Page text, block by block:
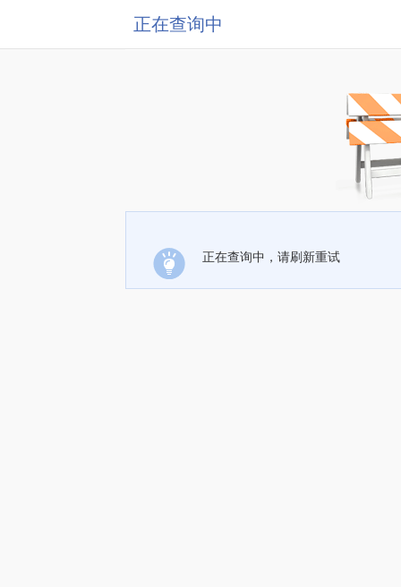
正在查询中
正在查询中，请刷新重试